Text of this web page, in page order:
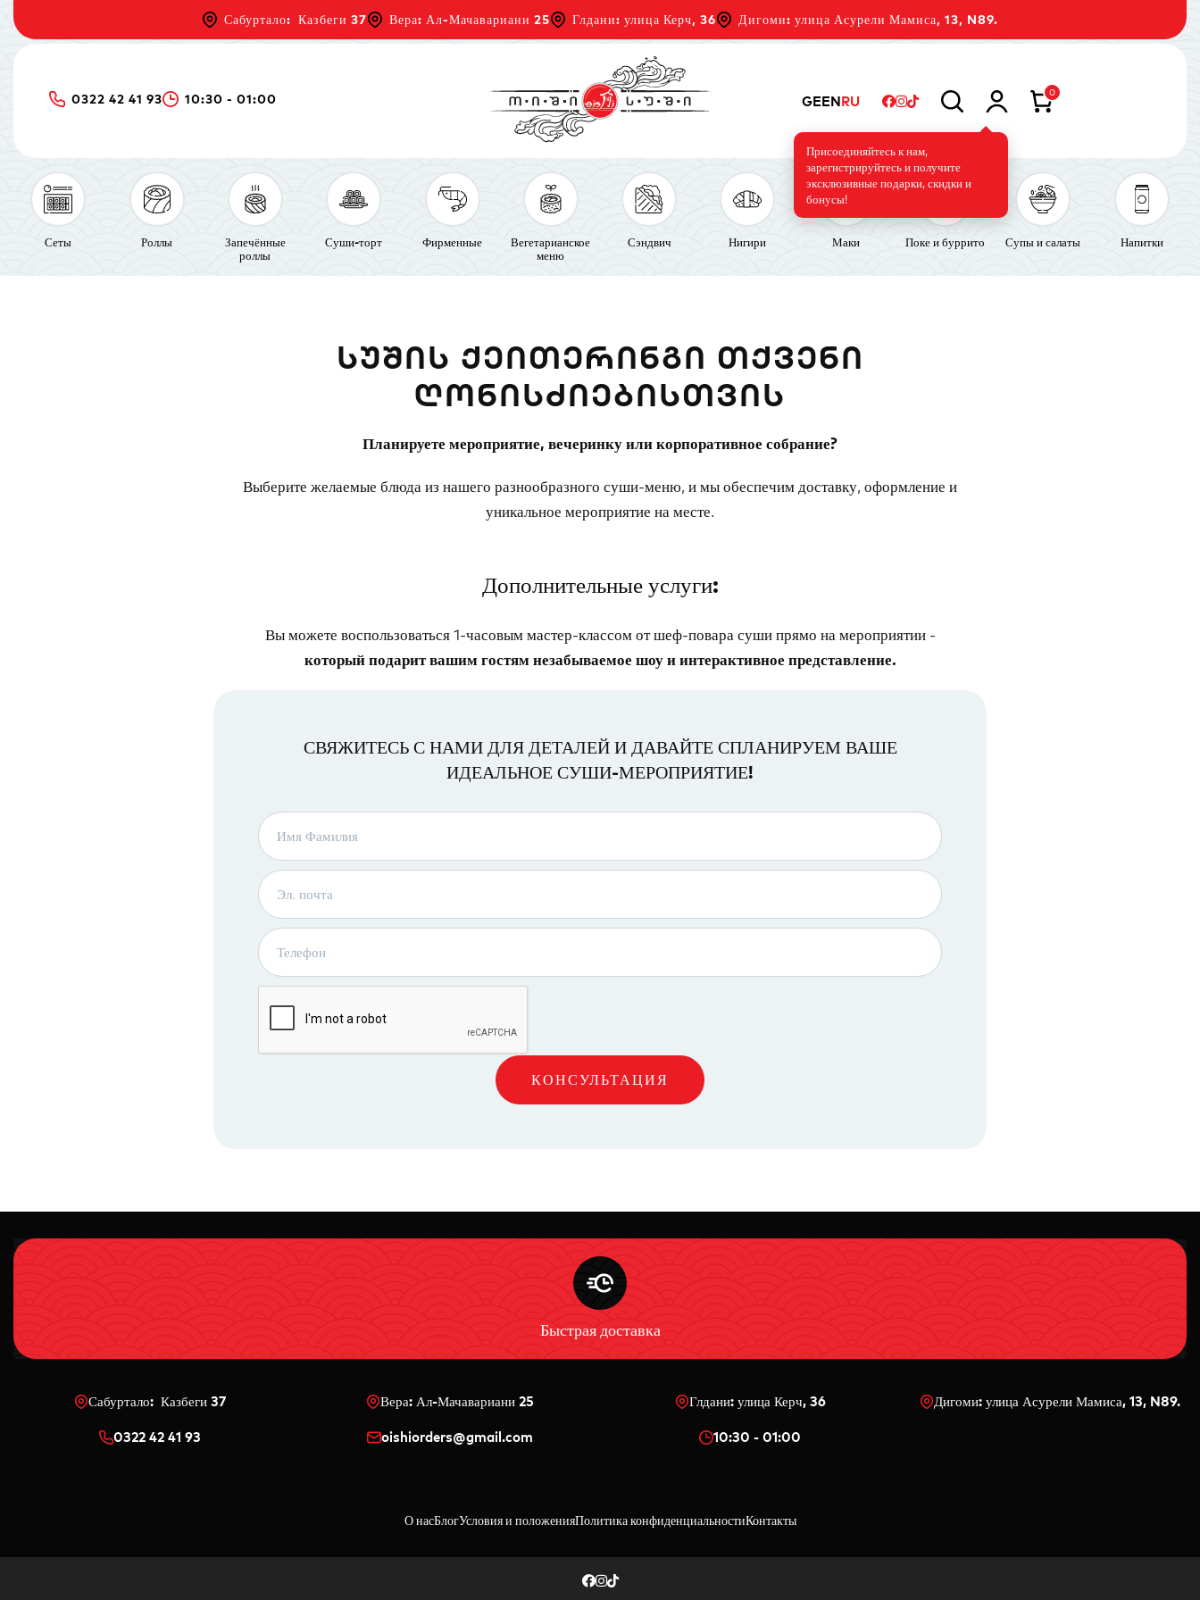
Сабуртало: Казбеги 37 Вера: Ал-Мачавариани 25 Глдани: улица Керч, 36 Дигоми: улица Асурели Мамиса, 13, N89.
0322 42 41 93 10:30 - 01:00 GEENRU
Присоединяйтесь к нам,
зарегистрируйтесь и получите
эксклюзивные подарки, скидки и
бонусы!
0
Сеты Роллы
Запечённые
роллы
Суши-торт Фирменные
Вегетарианское
меню
Сэндвич Нигири Маки Поке и буррито Супы и салаты Напитки
ᲡᲣᲨᲘᲡ ᲥᲔᲘᲗᲔᲠᲘᲜᲒᲘ ᲗᲥᲕᲔᲜᲘ
ᲦᲝᲜᲘᲡᲫᲘᲔᲑᲘᲡᲗᲕᲘᲡ
Планируете мероприятие, вечеринку или корпоративное собрание?
Выберите желаемые блюда из нашего разнообразного суши-меню, и мы обеспечим доставку, оформление и
уникальное мероприятие на месте.
Дополнительные услуги:
Вы можете воспользоваться 1-часовым мастер-классом от шеф-повара суши прямо на мероприятии -
который подарит вашим гостям незабываемое шоу и интерактивное представление.
СВЯЖИТЕСЬ С НАМИ ДЛЯ ДЕТАЛЕЙ И ДАВАЙТЕ СПЛАНИРУЕМ ВАШЕ
ИДЕАЛЬНОЕ СУШИ-МЕРОПРИЯТИЕ!
КОНСУЛЬТАЦИЯ
Быстрая доставка
Сабуртало: Казбеги 37 Вера: Ал-Мачавариани 25 Глдани: улица Керч, 36 Дигоми: улица Асурели Мамиса, 13, N89.
0322 42 41 93 oishiorders@gmail.com 10:30 - 01:00
О насБлогУсловия и положенияПолитика конфиденциальностиКонтакты